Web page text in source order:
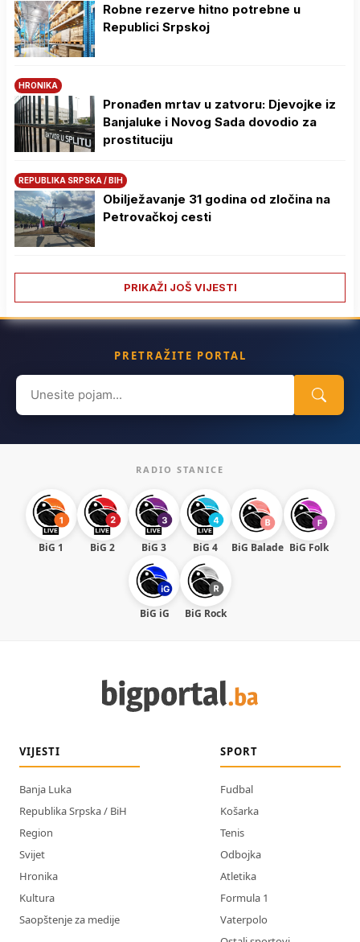
Robne rezerve hitno potrebne u
Republici Srpskoj
HRONIKA
Pronađen mrtav u zatvoru: Djevojke iz
Banjaluke i Novog Sada dovodio za
prostituciju
REPUBLIKA SRPSKA / BIH
Obilježavanje 31 godina od zločina na
Petrovačkoj cesti
PRIKAŽI JOŠ VIJESTI
PRETRAŽITE PORTAL
Search
for:
RADIO STANICE
BiG 1 BiG 2 BiG 3 BiG 4 BiG Balade BiG Folk
BiG iG BiG Rock
VIJESTI
Banja Luka
Republika Srpska / BiH
Region
Svijet
Hronika
Kultura
Saopštenje za medije
SPORT
Fudbal
Košarka
Tenis
Odbojka
Atletika
Formula 1
Vaterpolo